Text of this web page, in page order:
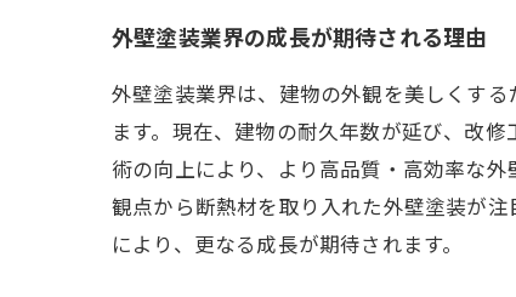
外壁塗装業界の成長が期待される理由
外壁塗装業界は、建物の外観を美しくす
ます。現在、建物の耐久年数が延び、改
術の向上により、より高品質・高効率な
観点から断熱材を取り入れた外壁塗装が
により、更なる成長が期待されます。